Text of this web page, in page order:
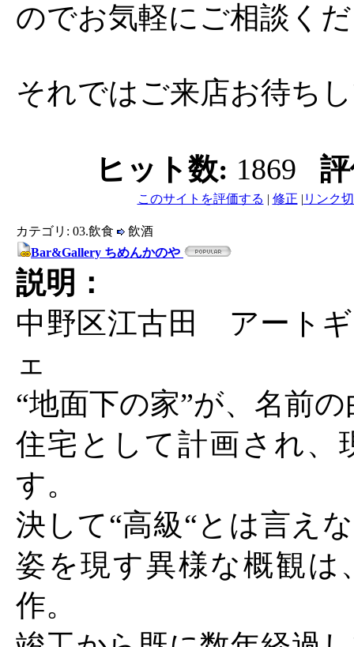
のでお気軽にご相談く
それではご来店お待ち
ヒット数: 1869
このサイトを評価する | 修正 | リンク
カテゴリ: 03.飲食
飲酒
Bar&Gallery ちめんかのや
説明：
中野区江古田 アート
ェ
“地面下の家”が、名前
住宅として計画され、
す。
決して“高級“とは言え
姿を現す異様な概観は
作。